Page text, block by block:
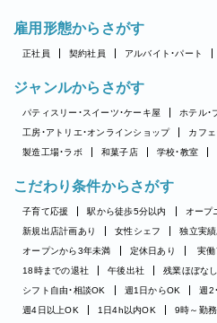
雇用形態からさがす
正社員 契約社員 アルバイト・パート
ジャンルからさがす
パティスリー・スイーツ・ケーキ屋
ホテル・
工房・アトリエ・オンラインショップ
カフェ
製造工場・ラボ
和菓子店 学校・教室
こだわり条件からさがす
子育て応援 駅から徒歩5分以内 オープ
新規出店計画あり
女性シェフ 独立実績
オープンから3年未満
定休日あり 実
18時までの退社
午後出社 残業ほぼなし
シフト自由・相談OK
週1日からOK
週2
週4日以上OK
1日4h以内OK 9時～勤